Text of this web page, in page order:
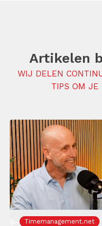
Artikelen
WIJ DELEN
TIPS OM JE
Timemanagement.net